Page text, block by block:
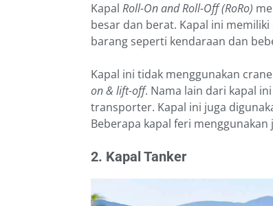
Kapal Roll-On and Roll-Off (RoRo)
besar dan berat. Kapal ini
barang seperti kendaraan dan
Kapal ini tidak menggunakan
on & lift-off. Nama lain dari kapal
transporter. Kapal ini juga
Beberapa kapal feri
2. Kapal Tanker